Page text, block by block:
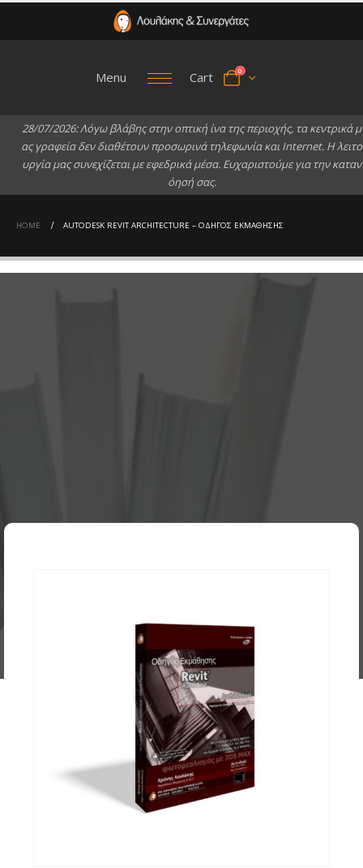
Menu Cart 0
28/07/2026:Λόγω βλάβης στην οπτική ίνα της περιοχής, τα κεντρικά μ
ας γραφεία δεν διαθέτουν προσωρινά τηλεφωνία και Internet. Ηλειτο
υργία μας συνεχίζεται με εφεδρικά μέσα. Ευχαριστούμε για την καταν
όησή σας.
HOME AUTODESK REVIT ARCHITECTURE – ΟΔΗΓΌΣ ΕΚΜΆΘΗΣΗΣ